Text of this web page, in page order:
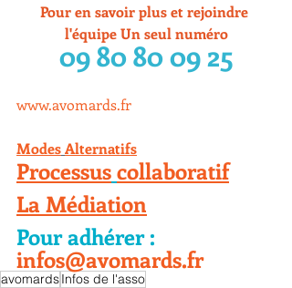
Pour en savoir plus et rejoindre
l'équipe Un seul numéro
09 80 80 09 25
www.avomards.fr
ModesAlternatifs
Processuscollaboratif
La Médiation
Pour adhérer :
infos@avomards.fr
avomardsInfos de l'asso